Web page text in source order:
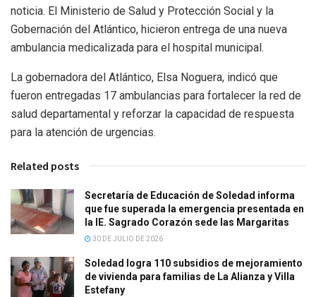
noticia. El Ministerio de Salud y Protección Social y la
Gobernación del Atlántico, hicieron entrega de una nueva
ambulancia medicalizada para el hospital municipal.
La gobernadora del Atlántico, Elsa Noguera, indicó que
fueron entregadas 17 ambulancias para fortalecer la red de
salud departamental y reforzar la capacidad de respuesta
para la atención de urgencias.
Related posts
Secretaría de Educación de Soledad informa
que fue superada la emergencia presentada en
la IE. Sagrado Corazón sede las Margaritas
30 DE JULIO DE 2026
Soledad logra 110 subsidios de mejoramiento
de vivienda para familias de La Alianza y Villa
Estefany